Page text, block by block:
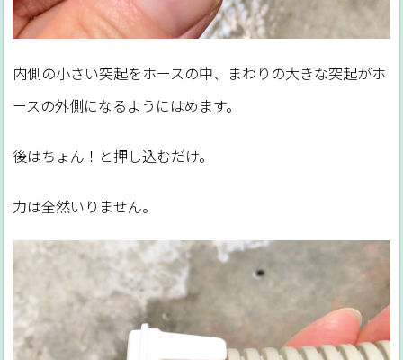
内側の小さい突起をホースの中、まわりの大きな突起がホ
ースの外側になるようにはめます。
後はちょん！と押し込むだけ。
力は全然いりません。